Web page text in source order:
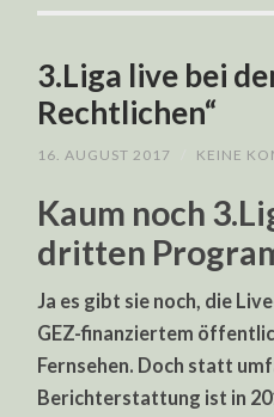
3.Liga live bei
Rechtlichen“
16. AUGUST 2017 KEINE
Kaum noch
dritten
Ja es gibt sie noch, die
GEZ-finanziertem
Fernsehen. Doch statt
Berichterstattung ist in